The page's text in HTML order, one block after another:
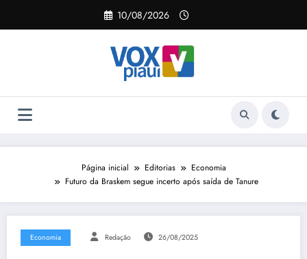
o
10/08/2026
Página inicial Editorias
Economia
Futuro da Braskem segue incerto após saída de Tanure
Economia Redação 26/08/2025